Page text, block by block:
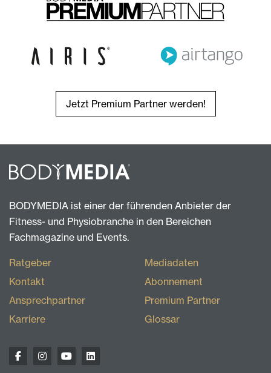
Jetzt Premium Partner werden!
BODYMEDIA ist einer der führenden Anbieter der
Fitness- und Physiobranche in den Bereichen
Fachmagazine und Events.
Ratgeber
Kontakt
Ansprechpartner
Karriere
Mediadaten
Abonnement
Premium Partner
Glossar